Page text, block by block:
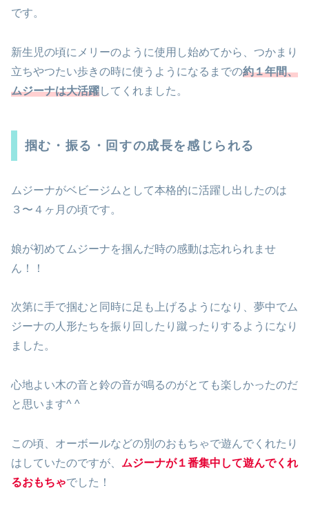
です。
新生児の頃にメリーのように使用し始めてから、つかまり
立ちやつたい歩きの時に使うようになるまでの約１年間、
ムジーナは大活躍してくれました。
掴む・振る・回すの成長を感じられる
ムジーナがベビージムとして本格的に活躍し出したのは
３〜４ヶ月の頃です。
娘が初めてムジーナを掴んだ時の感動は忘れられませ
ん！！
次第に手で掴むと同時に足も上げるようになり、夢中でム
ジーナの人形たちを振り回したり蹴ったりするようになり
ました。
心地よい木の音と鈴の音が鳴るのがとても楽しかったのだ
と思います^ ^
この頃、オーボールなどの別のおもちゃで遊んでくれたり
はしていたのですが、 ムジーナが１番集中して遊んでくれ
るおもちゃでした！